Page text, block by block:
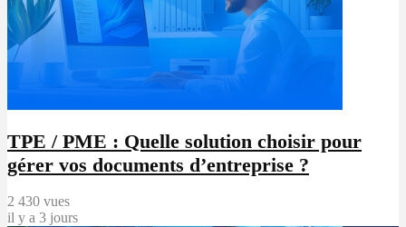
TPE / PME : Quelle solution choisir pour
gérer vos documents d’entreprise ?
2 430 vues
il y a 3 jours